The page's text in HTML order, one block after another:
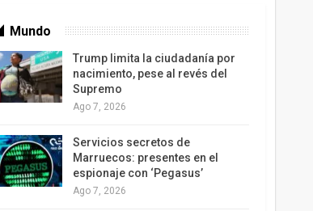
Mundo
Trump limita la ciudadanía por
nacimiento, pese al revés del
Supremo
Ago 7, 2026
Servicios secretos de
Marruecos: presentes en el
espionaje con ‘Pegasus’
Ago 7, 2026